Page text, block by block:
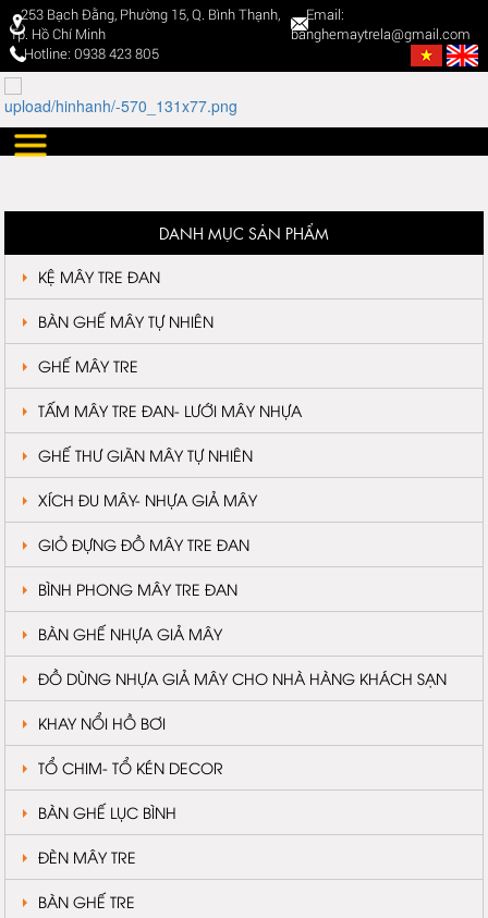
253 Bạch Đằng, Phường 15, Q. Bình Thạnh,
Tp. Hồ Chí Minh
Email:
banghemaytrela@gmail.com
Hotline: 0938 423 805
DANH MỤC SẢN PHẨM
KỆ MÂY TRE ĐAN
BÀN GHẾ MÂY TỰ NHIÊN
GHẾ MÂY TRE
TẤM MÂY TRE ĐAN- LƯỚI MÂY NHỰA
GHẾ THƯ GIÃN MÂY TỰ NHIÊN
XÍCH ĐU MÂY- NHỰA GIẢ MÂY
GIỎ ĐỰNG ĐỒ MÂY TRE ĐAN
BÌNH PHONG MÂY TRE ĐAN
BÀN GHẾ NHỰA GIẢ MÂY
ĐỒ DÙNG NHỰA GIẢ MÂY CHO NHÀ HÀNG KHÁCH SẠN
KHAY NỔI HỒ BƠI
TỔ CHIM- TỔ KÉN DECOR
BÀN GHẾ LỤC BÌNH
ĐÈN MÂY TRE
BÀN GHẾ TRE